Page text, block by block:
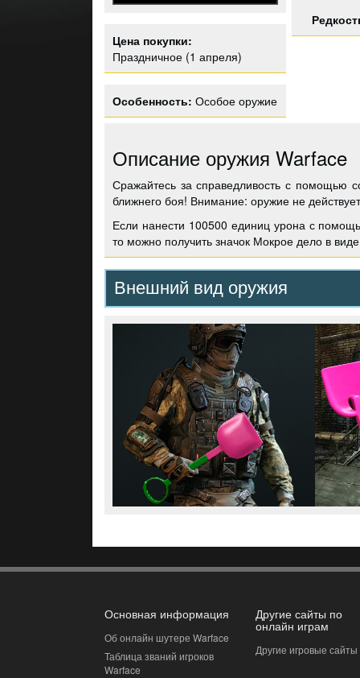
Цена покупки:
Праздничное (1 апреля)
Особенность: Особое оружие
Описание оружия Warface
Сражайтесь за справедливость с помощью
ближнего боя! Внимание: оружие не
Если нанести 100500 единиц урона с
то можно получить значок Мокрое дело в виде
Внешний вид оружия
Основная информация
Об онлайн шутере Warface
Таблица званий игроков
Warface
Другие сайты по
онлайн играм
Другие игровые сайты